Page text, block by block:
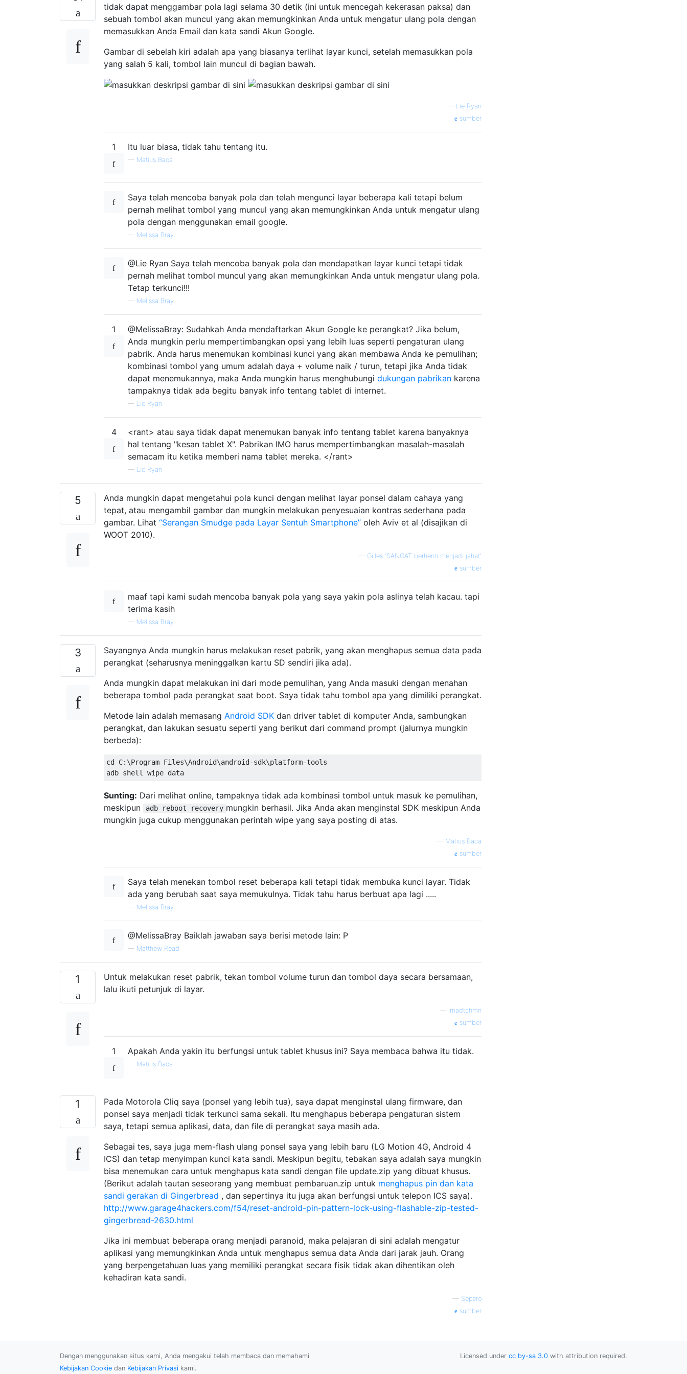
tidak dapat menggambar pola lagi selama 30 detik (ini untuk mencegah kekerasan paksa) dan
sebuah tombol akan muncul yang akan memungkinkan Anda untuk mengatur ulang pola dengan
memasukkan Anda Email dan kata sandi Akun Google.
Gambar di sebelah kiri adalah apa yang biasanya terlihat layar kunci, setelah memasukkan pola
yang salah 5 kali, tombol lain muncul di bagian bawah.
— Lie Ryan
sumber
1 Itu luar biasa, tidak tahu tentang itu.
— Matius Baca
Saya telah mencoba banyak pola dan telah mengunci layar beberapa kali tetapi belum
pernah melihat tombol yang muncul yang akan memungkinkan Anda untuk mengatur ulang
pola dengan menggunakan email google.
— Melissa Bray
@Lie Ryan Saya telah mencoba banyak pola dan mendapatkan layar kunci tetapi tidak
pernah melihat tombol muncul yang akan memungkinkan Anda untuk mengatur ulang pola.
Tetap terkunci!!!
— Melissa Bray
1
@MelissaBray: Sudahkah Anda mendaftarkan Akun Google ke perangkat? Jika belum,
Anda mungkin perlu mempertimbangkan opsi yang lebih luas seperti pengaturan ulang
pabrik. Anda harus menemukan kombinasi kunci yang akan membawa Anda ke pemulihan;
kombinasi tombol yang umum adalah daya + volume naik / turun, tetapi jika Anda tidak
dapat menemukannya, maka Anda mungkin harus menghubungi dukungan pabrikan karena
tampaknya tidak ada begitu banyak info tentang tablet di internet.
— Lie Ryan
4
<rant> atau saya tidak dapat menemukan banyak info tentang tablet karena banyaknya
hal tentang "kesan tablet X". Pabrikan IMO harus mempertimbangkan masalah-masalah
semacam itu ketika memberi nama tablet mereka. </rant>
— Lie Ryan
5
Anda mungkin dapat mengetahui pola kunci dengan melihat layar ponsel dalam cahaya yang
tepat, atau mengambil gambar dan mungkin melakukan penyesuaian kontras sederhana pada
gambar. Lihat “Serangan Smudge pada Layar Sentuh Smartphone” oleh Aviv et al (disajikan di
WOOT 2010).
— Gilles 'SANGAT berhenti menjadi jahat'
sumber
maaf tapi kami sudah mencoba banyak pola yang saya yakin pola aslinya telah kacau. tapi
terima kasih
— Melissa Bray
3
Sayangnya Anda mungkin harus melakukan reset pabrik, yang akan menghapus semua data pada
perangkat (seharusnya meninggalkan kartu SD sendiri jika ada).
Anda mungkin dapat melakukan ini dari mode pemulihan, yang Anda masuki dengan menahan
beberapa tombol pada perangkat saat boot. Saya tidak tahu tombol apa yang dimiliki perangkat.
Metode lain adalah memasang Android SDK dan driver tablet di komputer Anda, sambungkan
perangkat, dan lakukan sesuatu seperti yang berikut dari command prompt (jalurnya mungkin
berbeda):
cd C:\Program Files\Android\android-sdk\platform-tools
Sunting: Dari melihat online, tampaknya tidak ada kombinasi tombol untuk masuk ke pemulihan,
meskipun
adb reboot recovery mungkin berhasil. Jika Anda akan menginstal SDK meskipun Anda
mungkin juga cukup menggunakan perintah wipe yang saya posting di atas.
— Matius Baca
sumber
Saya telah menekan tombol reset beberapa kali tetapi tidak membuka kunci layar. Tidak
ada yang berubah saat saya memukulnya. Tidak tahu harus berbuat apa lagi .....
— Melissa Bray
@MelissaBray Baiklah jawaban saya berisi metode lain: P
— Matthew Read
1
Untuk melakukan reset pabrik, tekan tombol volume turun dan tombol daya secara bersamaan,
lalu ikuti petunjuk di layar.
imadtchmn
sumber
1 Apakah Anda yakin itu berfungsi untuk tablet khusus ini? Saya membaca bahwa itu tidak.
— Matius Baca
1
Pada Motorola Cliq saya (ponsel yang lebih tua), saya dapat menginstal ulang firmware, dan
ponsel saya menjadi tidak terkunci sama sekali. Itu menghapus beberapa pengaturan sistem
saya, tetapi semua aplikasi, data, dan file di perangkat saya masih ada.
Sebagai tes, saya juga mem-flash ulang ponsel saya yang lebih baru (LG Motion 4G, Android 4
ICS) dan tetap menyimpan kunci kata sandi. Meskipun begitu, tebakan saya adalah saya mungkin
bisa menemukan cara untuk menghapus kata sandi dengan file update.zip yang dibuat khusus.
(Berikut adalah tautan seseorang yang membuat pembaruan.zip untuk menghapus pin dan kata
sandi gerakan di Gingerbread , dan sepertinya itu juga akan berfungsi untuk telepon ICS saya).
http://www.garage4hackers.com/f54/reset-android-pin-pattern-lock-using-flashable-zip-tested-
gingerbread-2630.html
Jika ini membuat beberapa orang menjadi paranoid, maka pelajaran di sini adalah mengatur
aplikasi yang memungkinkan Anda untuk menghapus semua data Anda dari jarak jauh. Orang
yang berpengetahuan luas yang memiliki perangkat secara fisik tidak akan dihentikan oleh
kehadiran kata sandi.
— Sepero
sumber
Dengan menggunakan situs kami, Anda mengakui telah membaca dan memahami
Kebijakan Cookie dan Kebijakan Privasi kami.
Licensed under cc by-sa 3.0 with attribution required.